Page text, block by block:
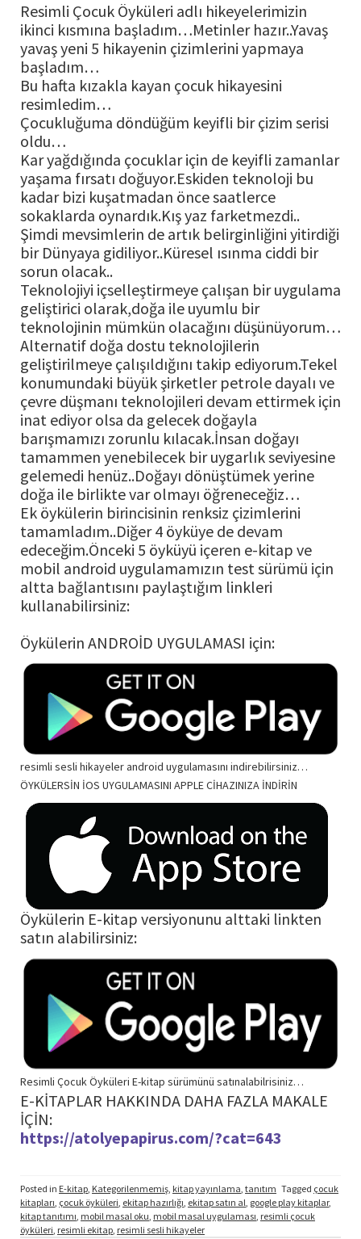
Resimli Çocuk Öyküleri adlı hikeyelerimizin
ikinci kısmına başladım…Metinler hazır..Yavaş
yavaş yeni 5 hikayenin çizimlerini yapmaya
başladım…
Bu hafta kızakla kayan çocuk hikayesini
resimledim…
Çocukluğuma döndüğüm keyifli bir çizim serisi
oldu…
Kar yağdığında çocuklar için de keyifli zamanlar
yaşama fırsatı doğuyor.Eskiden teknoloji bu
kadar bizi kuşatmadan önce saatlerce
sokaklarda oynardık.Kış yaz farketmezdi..
Şimdi mevsimlerin de artık belirginliğini yitirdiği
bir Dünyaya gidiliyor..Küresel ısınma ciddi bir
sorun olacak..
Teknolojiyi içselleştirmeye çalışan bir uygulama
geliştirici olarak,doğa ile uyumlu bir
teknolojinin mümkün olacağını düşünüyorum…
Alternatif doğa dostu teknolojilerin
geliştirilmeye çalışıldığını takip ediyorum.Tekel
konumundaki büyük şirketler petrole dayalı ve
çevre düşmanı teknolojileri devam ettirmek için
inat ediyor olsa da gelecek doğayla
barışmamızı zorunlu kılacak.İnsan doğayı
tamammen yenebilecek bir uygarlık seviyesine
gelemedi henüz..Doğayı dönüştümek yerine
doğa ile birlikte var olmayı öğreneceğiz…
Ek öykülerin birincisinin renksiz çizimlerini
tamamladım..Diğer 4 öyküye de devam
edeceğim.Önceki 5 öyküyü içeren e-kitap ve
mobil android uygulamamızın test sürümü için
altta bağlantısını paylaştığım linkleri
kullanabilirsiniz:
Öykülerin ANDROİD UYGULAMASI için:
resimli sesli hikayeler android uygulamasını indirebilirsiniz…
ÖYKÜLERSİN İOS UYGULAMASINI APPLE CİHAZINIZA İNDİRİN
Öykülerin E-kitap versiyonunu alttaki linkten
satın alabilirsiniz:
Resimli Çocuk Öyküleri E-kitap sürümünü satınalabilrisiniz…
E-KİTAPLAR HAKKINDA DAHA FAZLA MAKALE
İÇİN:
https://atolyepapirus.com/?cat=643
Posted in E-kitap, Kategorilenmemiş, kitap yayınlama, tanıtım Tagged çocuk
kitapları, çocuk öyküleri, ekitap hazırlığı, ekitap satın al, google play kitaplar,
kitap tanıtımı, mobil masal oku, mobil masal uygulaması, resimli çocuk
öyküleri, resimli ekitap, resimli sesli hikayeler